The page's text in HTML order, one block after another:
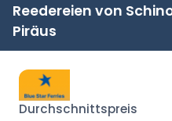
Reedereien von
Piräus